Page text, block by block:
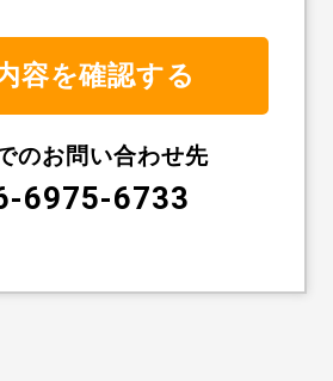
のお問い合わせ先
6975-6733